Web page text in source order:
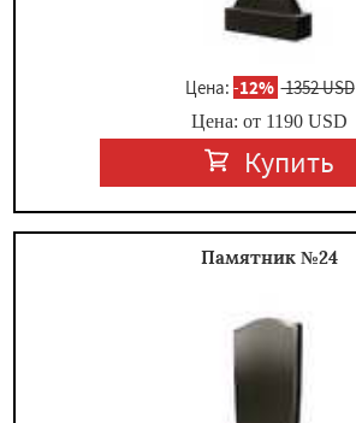
Цена: -12% 1352 USD
Цена: от 1190 USD
Купить
Памятник №24